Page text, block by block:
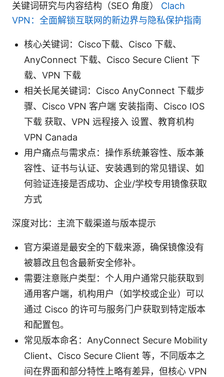
关键词研究与内容结构（SEO 角度） Clach
VPN：全面解锁互联网的新边界与隐私保护指南
核心关键词：Cisco下载、Cisco 下载、
AnyConnect 下载、Cisco Secure Client 下
载、VPN 下载
相关长尾关键词：Cisco AnyConnect 下载步
骤、Cisco VPN 客户端 安装指南、Cisco IOS
下载 获取、VPN 远程接入 设置、教育机构
VPN Canada
用户痛点与需求点：操作系统兼容性、版本兼
容性、证书与认证、安装遇到的常见错误、如
何验证连接是否成功、企业/学校专用镜像获取
方式
深度对比：主流下载渠道与版本提示
官方渠道是最安全的下载来源，确保镜像没有
被篡改且包含最新安全修补。
需要注意账户类型：个人用户通常只能获取到
通用客户端，机构用户（如学校或企业）可以
通过 Cisco 的许可与服务门户获取到特定版本
和配置包。
常见版本命名：AnyConnect Secure Mobility
Client、Cisco Secure Client 等，不同版本之
间在界面和部分特性上略有差异，但核心 VPN